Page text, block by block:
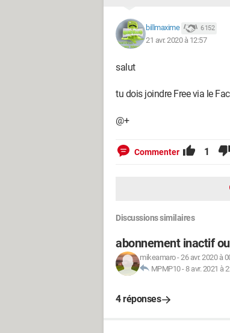
billmaxime 6 152
21 avr. 2020 à 12:57
salut
tu dois joindre Free via le
@+
Commenter 1
Discussions similaires
abonnement inactif
mikeamaro-26 avr. 2020 à
MPMP10-8 avr. 2021 à
4 réponses